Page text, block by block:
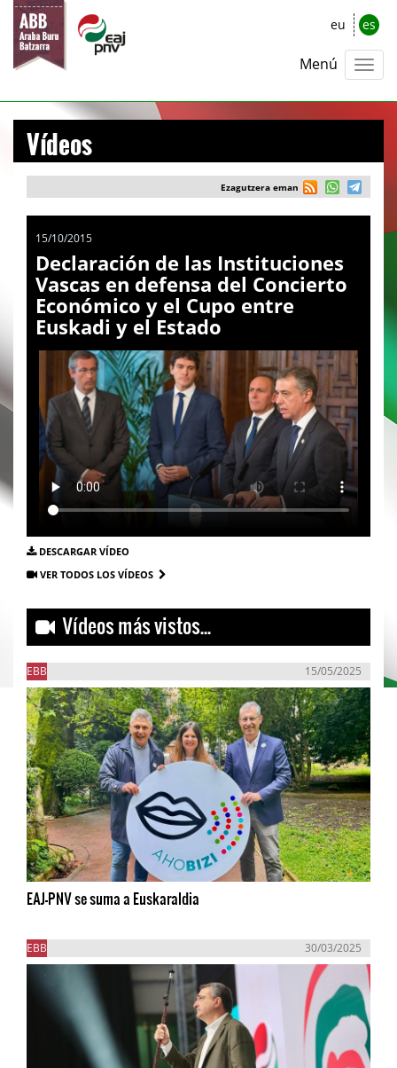
eu es
Menú
Vídeos
Ezagutzera eman
15/10/2015
Declaración de las Instituciones
Vascas en defensa del Concierto
Económico y el Cupo entre
Euskadi y el Estado
DESCARGAR VÍDEO
VER TODOS LOS VÍDEOS
Vídeos más vistos...
EBB 15/05/2025
EAJ-PNV se suma a Euskaraldia
EBB 30/03/2025